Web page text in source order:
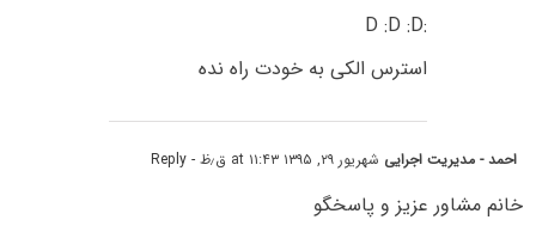
:D :D :D
استرس الکی به خودت راه نده
احمد - مدیریت اجرایی شهریور ۲۹, ۱۳۹۵ at ۱۱:۴۳ ق٫ظ - Reply
خانم مشاور عزیز و پاسخگو